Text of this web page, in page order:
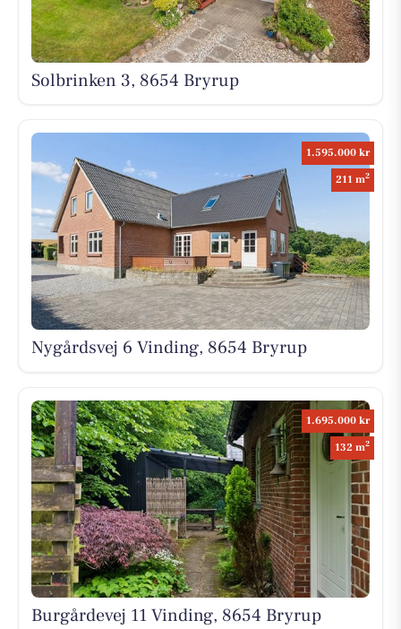
Solbrinken 3, 8654 Bryrup
1.595.000 kr
211 m2
Nygårdsvej 6 Vinding, 8654 Bryrup
1.695.000 kr
132 m2
Burgårdevej 11 Vinding, 8654 Bryrup